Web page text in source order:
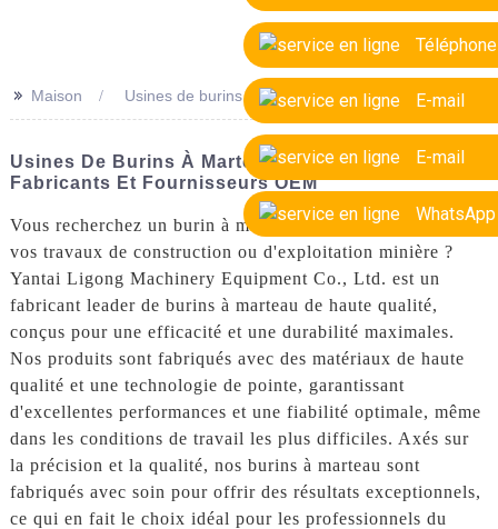
Téléphone
E-mail
E-mail
WhatsApp
>> Maison Usines de burins à marteaux de haute qualité
Usines De Burins À Marteaux De Haute Qualité :
Fabricants Et Fournisseurs OEM
Vous recherchez un burin à marteau de haute qualité pour
vos travaux de construction ou d'exploitation minière ?
Yantai Ligong Machinery Equipment Co., Ltd. est un
fabricant leader de burins à marteau de haute qualité,
conçus pour une efficacité et une durabilité maximales.
Nos produits sont fabriqués avec des matériaux de haute
qualité et une technologie de pointe, garantissant
d'excellentes performances et une fiabilité optimale, même
dans les conditions de travail les plus difficiles. Axés sur
la précision et la qualité, nos burins à marteau sont
fabriqués avec soin pour offrir des résultats exceptionnels,
ce qui en fait le choix idéal pour les professionnels du